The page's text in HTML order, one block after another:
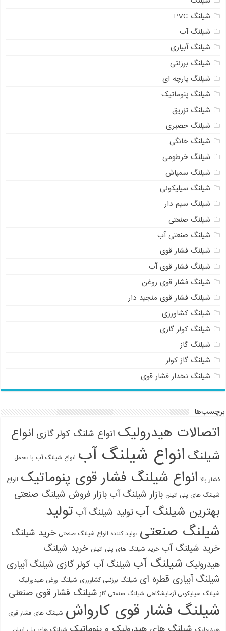
شیلنگ PVC
شیلنگ آب
شیلنگ آبیاری
شیلنگ برزنتی
شیلنگ پارچه ای
شیلنگ پنوماتیک
شیلنگ تزریق
شیلنگ حصیری
شیلنگ خانگی
شیلنگ خرطومی
شیلنگ سمپاش
شیلنگ سیلیکونی
شیلنگ سیم دار
شیلنگ صنعتی
شیلنگ صنعتی آب
شیلنگ فشار قوی
شیلنگ فشار قوی آب
شیلنگ فشار قوی روغن
شیلنگ فشار قوی منجید دار
شیلنگ کشاورزی
شیلنگ کولر گازی
شیلنگ گاز
شیلنگ گاز کولر
شیلنگ نخدار فشار قوی
برچسب‌ها
اتصالات هیدرولیک انواع شلنگ کولر گازی انواع
شیلنگ انواع شیلنگ آب انواع شیلنگ آب با تحمل
فشار بالا انواع شیلنگ فشار قوی پنوماتیک انواع
شیلنگ های پلی اتیلن بازار شیلنگ آب بازار فروش شیلنگ صنعتی
بهترین شیلنگ آب تولید شیلنگ آب تولید
شیلنگ صنعتی تولید کننده انواع شیلنگ صنعتی خرید شیلنگ
خرید شیلنگ آب خرید شیلنگ های پلی اتیلن خرید شیلنگ
هیدرولیک شیلنگ آب شیلنگ آب کولر گازی شیلنگ آبیاری
شیلنگ آبیاری قطره ای شیلنگ برزنتی کشاورزی شیلنگ روغن هیدرولیک
شیلنگ سیلیکونی آزمایشگاهی شیلنگ صنعتی گاز شیلنگ فشار قوی صنعتی
شیلنگ فشار قوی کارواش شیلنگ های فشار قوی